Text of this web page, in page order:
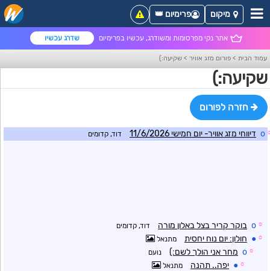
אתר נקי מפרסומות ומשודרג, עכשיו בפרימיום שדרג עכשיו
מיקום פרימיום 👑
עמוד הבית > פורום מזג אוויר > שקיעה:)
שקיעה:)
חזרה לפורום
o דיווחי מזג אוויר- יום חמישי 11/6/2026 דוד, קדומים
☼
o בוקר קריר בצל באלון מורה דוד, קדומים
☼
● חולון: יום נוח יחסית מתנאל
☼
o מחר אני הולך לשם:) נועם
☼
● יפה.. תהנה מתנאל